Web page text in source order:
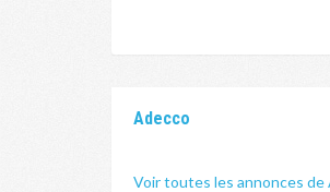
Adecco
Voir toutes les annonces de